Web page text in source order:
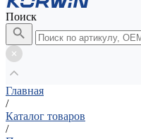
Поиск
Главная
/
Каталог товаров
/